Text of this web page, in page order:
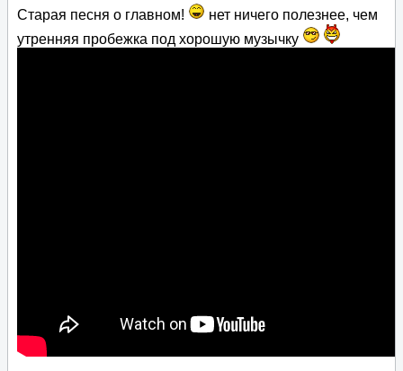
Старая песня о главном!
нет ничего полезнее, чем
утренняя пробежка под хорошую музычку